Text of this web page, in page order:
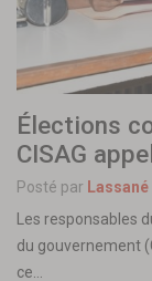
Élections
CISAG
Posté par Lassané
Les responsables
du gouvernement
ce…